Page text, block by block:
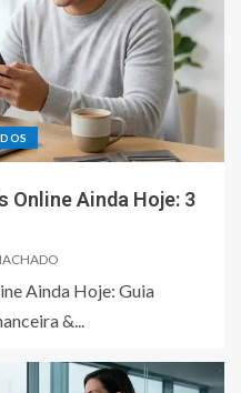
Online Ainda Hoje: 3
Ainda Hoje: Guia
&...